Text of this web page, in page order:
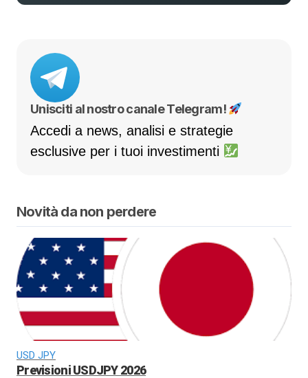
Unisciti al nostro canale Telegram!
Accedi a news, analisi e strategie
esclusive per i tuoi investimenti
Novità da non perdere
USD JPY
Previsioni USDJPY 2026